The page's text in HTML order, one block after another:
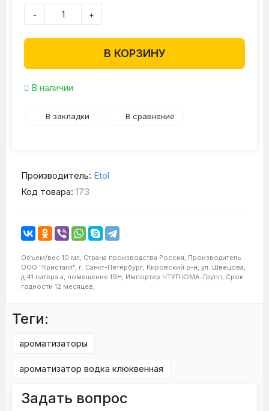
- +
В КОРЗИНУ
В наличии
В закладки В сравнение
Производитель: Etol
Код товара: 173
Объем/вес 10 мл, Страна производства Россия, Производитель
ООО "Кристалл", г. Санкт-Петербург, Кировский р-н, ул. Швецова,
д 41 литера а, помещение 19Н, Импортер ЧТУП ЮМА-Групп, Срок
годности 12 месяцев,
Теги:
ароматизаторы
ароматизатор водка клюквенная
Задать вопрос